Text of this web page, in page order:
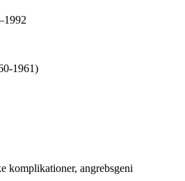
1961)
komplikationer, angrebsgeni